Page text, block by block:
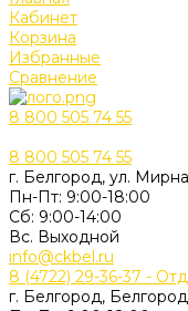
Кабинет
Корзина
Избранные
Сравнение
8 800 505 74 55
8 800 505 74 55
г. Белгород, ул.
Пн-Пт: 9:00-18:00
Cб: 9:00-14:00
Вс. Выходной
info@ckbel.ru
8 (4722) 29-36-37 -
г. Белгород,